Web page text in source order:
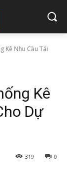
Kê Nhu Cầu Tái
Kê
Dự
0
319